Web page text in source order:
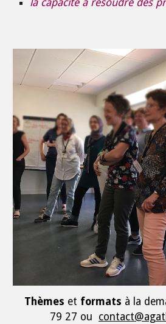
la capacité à résoudre des
Thèmes et formats à la
79 27 ou